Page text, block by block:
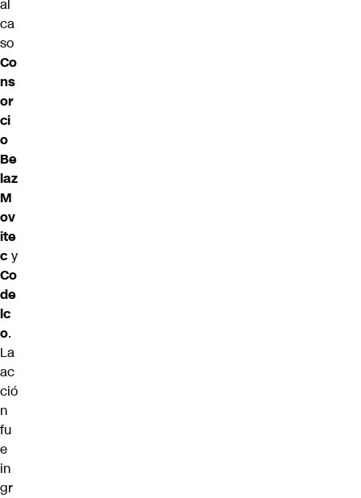
al
ca
so
Co
ns
or
ci
o
Be
laz
M
ov
ite
c y
Co
de
lc
o.
La
ac
ció
n
fu
e
in
gr